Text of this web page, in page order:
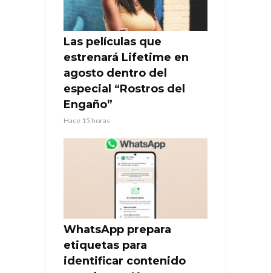
Las películas que
estrenará Lifetime en
agosto dentro del
especial “Rostros del
Engaño”
Hace 15 horas
WhatsApp prepara
etiquetas para
identificar contenido